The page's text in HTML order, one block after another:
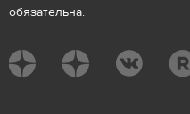
обязательна.